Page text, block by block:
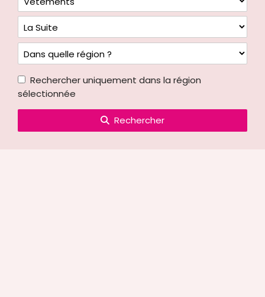
Rechercher uniquement dans la région
sélectionnée
Rechercher